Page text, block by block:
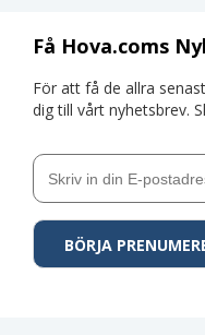
Få Hova.coms
För att få de allra
dig till vårt nyhetsbrev.